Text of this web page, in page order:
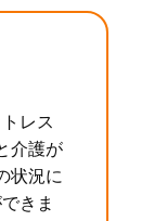
レス
介護が
状況に
きま